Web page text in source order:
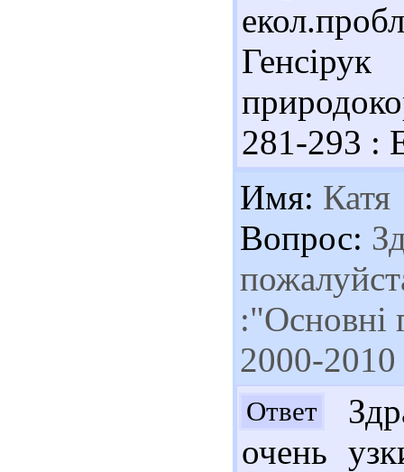
281-293 :
Имя: Катя
Вопрос:
:"Основні
2000-2010
Ответ
очень